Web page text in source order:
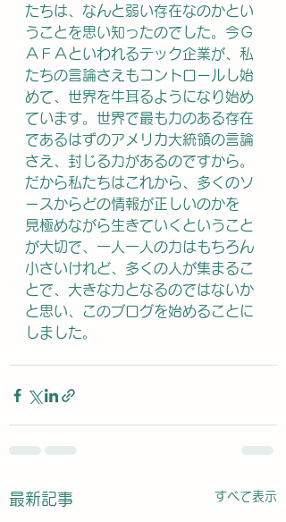
たちは、なんと弱い存在なのかとい
うことを思い知ったのでした。今Ｇ
ＡＦＡといわれるテック企業が、私
たちの言論さえもコントロールし始
めて、世界を牛耳るようになり始め
ています。世界で最も力のある存在
であるはずのアメリカ大統領の言論
さえ、封じる力があるのですから。
だから私たちはこれから、多くのソ
ースからどの情報が正しいのかを
見極めながら生きていくということ
が大切で、一人一人の力はもちろん
小さいけれど、多くの人が集まるこ
とで、大きな力となるのではないか
と思い、このブログを始めることに
しました。
最新記事 すべて表示